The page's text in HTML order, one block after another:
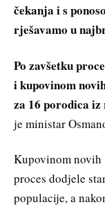
čekanja i s
rješavamo u
Po zavšetku
i kupovinom
za 16 porodica
je ministar
Kupovinom novih
proces dodjele
populacije, a